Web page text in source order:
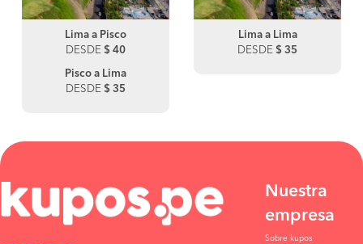
Lima a Pisco
DESDE $ 40
Pisco a Lima
DESDE $ 35
Lima a Lima
DESDE $ 35
Nuestra
empresa
Sobre kupos